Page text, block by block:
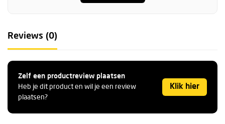
Reviews (0)
Zelf een productreview plaatsen
Heb je dit product en wil je een review
plaatsen?
Klik hier